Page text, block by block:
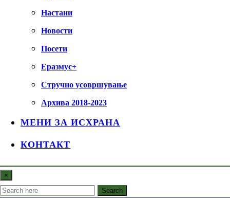
Настани
Новости
Посети
Еразмус+
Стручно усовршување
Архива 2018-2023
МЕНИ ЗА ИСХРАНА
КОНТАКТ
×
Search